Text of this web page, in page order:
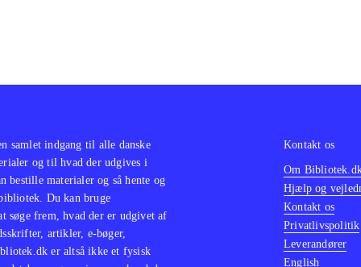
samlet indgang til alle danske
og til hvad der udgives i
bestille materialer og så hente og
Du kan bruge
søge frem, hvad der er udgivet af
artikler, e-bøger,
er altså ikke et fysisk
Kontakt os
Om
Hjælp og
Kontakt os
Privatlivspolitik
Leverandører
English